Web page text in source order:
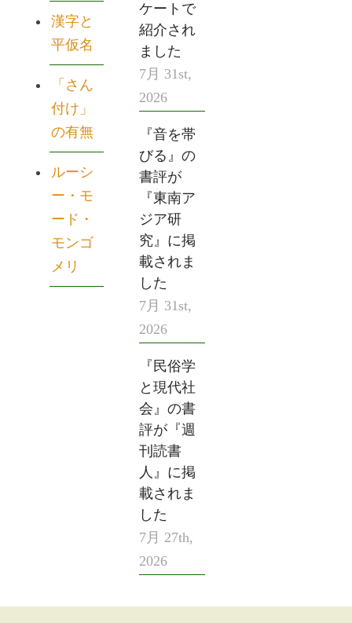
漢字と
平仮名
「さん
付け」
の有無
ルーシ
ー・モ
ード・
モンゴ
メリ
ケートで
紹介され
ました
7月 31st,
2026
『音を帯
びる』の
書評が
『東南ア
ジア研
究』に掲
載されま
した
7月 31st,
2026
『民俗学
と現代社
会』の書
評が『週
刊読書
人』に掲
載されま
した
7月 27th,
2026